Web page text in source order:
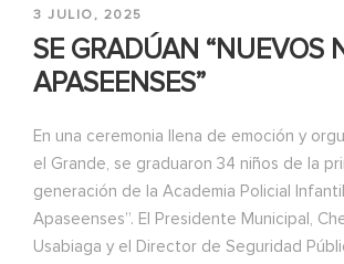
3 JULIO, 2025
SE GRADÚAN “NUEVOS
APASEENSES”
En una ceremonia llena de emoción y
el Grande, se graduaron 34 niños de la
generación de la Academia Policial
Apaseenses”. El Presidente Municipal,
Usabiaga y el Director de Seguridad